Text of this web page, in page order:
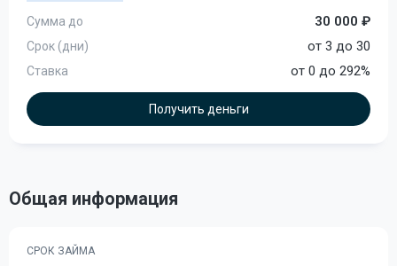
Сумма до 30 000 ₽
Срок (дни) от 3 до 30
Ставка от 0 до 292%
Получить деньги
Общая информация
СРОК ЗАЙМА